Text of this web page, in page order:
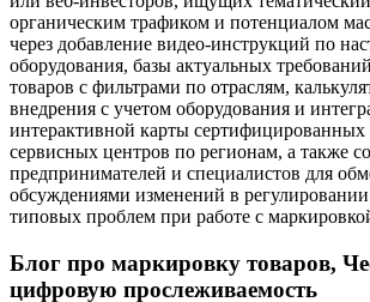
органическим трафиком и потенциалом
через добавление видео-инструкций по
оборудования, базы актуальных
товаров с фильтрами по отраслям,
внедрения с учетом оборудования и
интерактивной карты сертифицированных
сервисных центров по регионам, а также
предпринимателей и специалистов для
обсуждениями изменений в
типовых проблем при работе с
Блог про маркировку товаров,
цифровую прослеживаемость